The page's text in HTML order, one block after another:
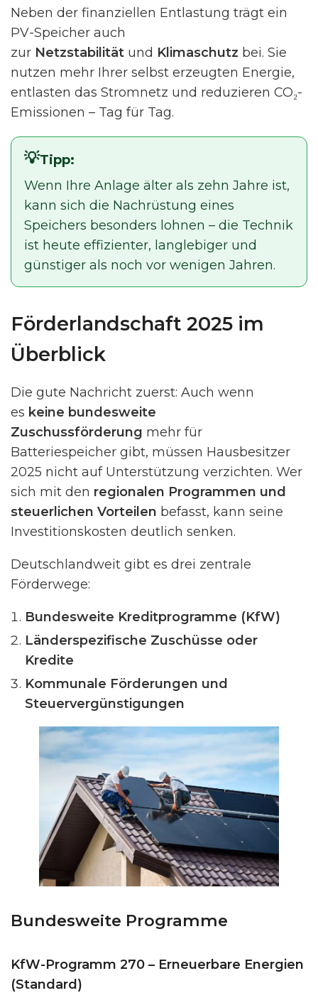
Neben der finanziellen Entlastung trägt ein
PV-Speicher auch
zur Netzstabilität und Klimaschutz bei. Sie
nutzen mehr Ihrer selbst erzeugten Energie,
entlasten das Stromnetz und reduzieren CO₂-
Emissionen – Tag für Tag.
Tipp:
Wenn Ihre Anlage älter als zehn Jahre ist,
kann sich die Nachrüstung eines
Speichers besonders lohnen – die Technik
ist heute effizienter, langlebiger und
günstiger als noch vor wenigen Jahren.
Förderlandschaft 2025 im
Überblick
Die gute Nachricht zuerst: Auch wenn
es keine bundesweite
Zuschussförderung mehr für
Batteriespeicher gibt, müssen Hausbesitzer
2025 nicht auf Unterstützung verzichten. Wer
sich mit den regionalen Programmen und
steuerlichen Vorteilen befasst, kann seine
Investitionskosten deutlich senken.
Deutschlandweit gibt es drei zentrale
Förderwege:
Bundesweite Kreditprogramme (KfW)
Länderspezifische Zuschüsse oder
Kredite
Kommunale Förderungen und
Steuervergünstigungen
Bundesweite Programme
KfW-Programm 270 – Erneuerbare Energien
(Standard)